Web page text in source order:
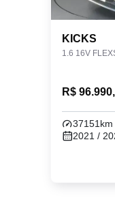
KICKS
1.6 16V
R$
37151km
2021 /